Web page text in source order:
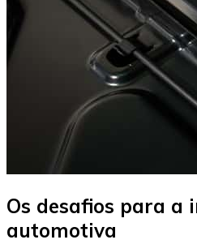
Os desafios para a
automotiva